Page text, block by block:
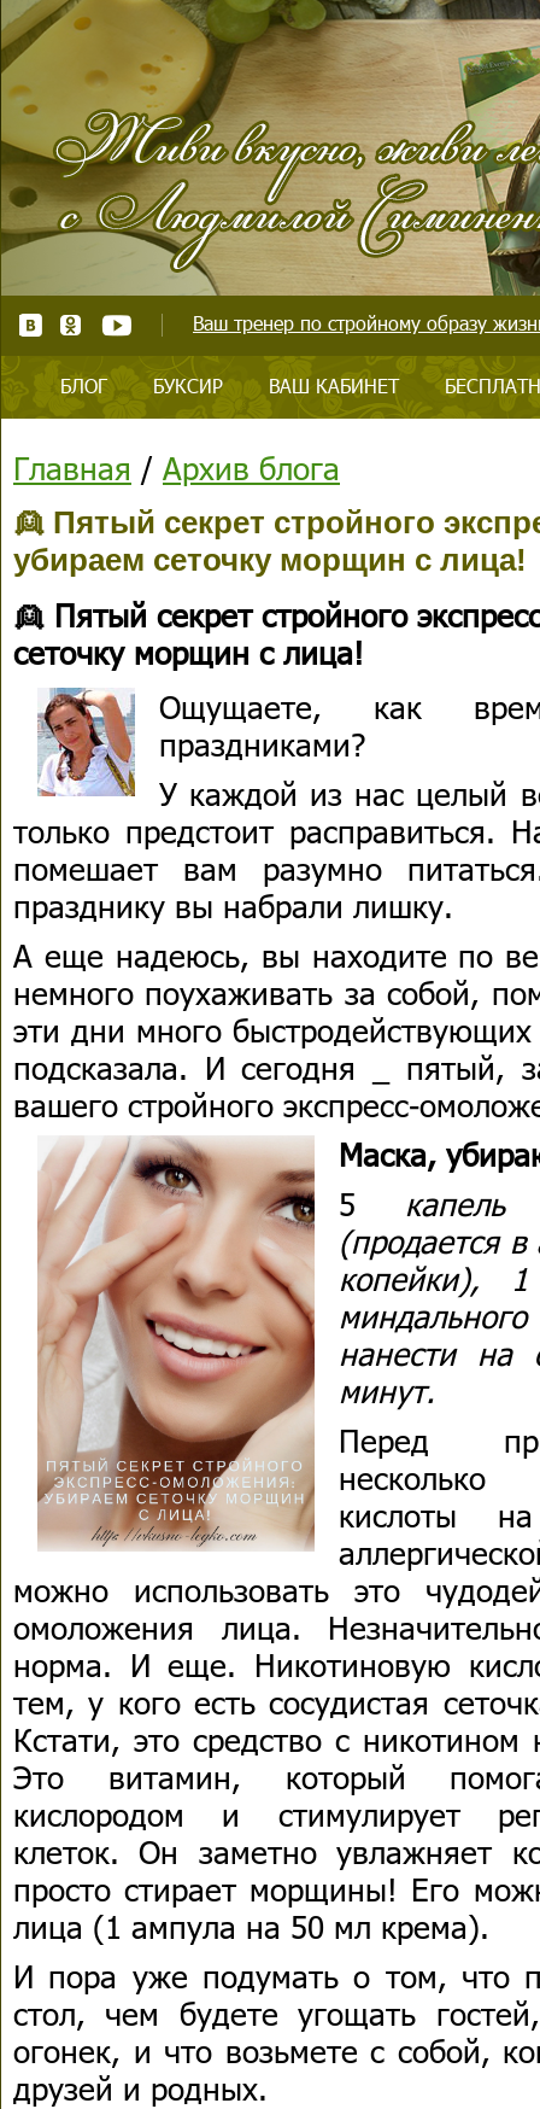
Ваш тренер по стройному образу
БЛОГ БУКСИР ВАШ КАБИНЕТ
Главная / Архив блога
👱 Пятый секрет стройного
убираем сеточку морщин с лица!
👱 Пятый секрет стройного
сеточку морщин с лица!
Ощущаете, как
праздниками?
У каждой из нас целый
только предстоит расправиться.
помешает вам разумно
празднику вы набрали лишку.
А еще надеюсь, вы находите по
немного поухаживать за собой,
эти дни много
подсказала. И сегодня _ пятый,
вашего стройного экспресс-
Маска,
5 капель
(продается
копейки),
нанести
минут.
Перед
кислоты
можно использовать это
омоложения лица.
норма. И еще. Никотиновую
тем, у кого есть сосудистая
Кстати, это средство с
Это витамин, который
кислородом и стимулирует
клеток. Он заметно увлажняет
просто стирает морщины! Его
лица (1 ампула на 50 мл крема).
И пора уже подумать о том, что
стол, чем будете угощать
огонек, и что возьмете с собой,
друзей и родных.